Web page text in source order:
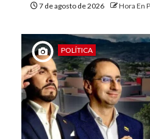
7 de agosto de 2026 Hora En
POLÍTICA